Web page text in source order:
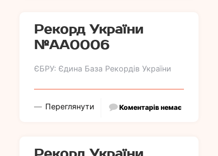
Рекорд України
№АА0006
ЄБРУ: Єдина База Рекордів України
Переглянути Коментарів немає